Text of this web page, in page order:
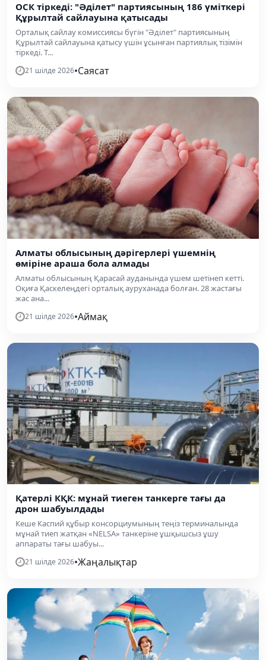
ОСК тіркеді: "Әділет" партиясының 186 үміткері
Құрылтай сайлауына қатысады
Орталық сайлау комиссиясы бүгін "Әділет" партиясының
Құрылтай сайлауына қатысу үшін ұсынған партиялық тізімін
тіркеді. Т...
21 шілде 2026•Саясат
Алматы облысының дәрігерлері үшемнің
өміріне араша бола алмады
Алматы облысының Қарасай ауданында үшем шетінеп кетті.
Оқиға Қаскелеңдегі орталық ауруханада болған. 28 жастағы
жас ана...
21 шілде 2026•Аймақ
Қатерлі КҚК: мұнай тиеген танкерге тағы да
дрон шабуылдады
Кеше Каспий құбыр консорциумының теңіз терминалында
мұнай тиеп жатқан «NELSA» танкеріне ұшқышсыз ұшу
аппараты тағы шабуы...
21 шілде 2026•Жаңалықтар